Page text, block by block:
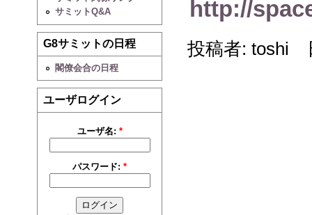
サミットQ&A
G8サミットの日程
閣僚会合の日程
ユーザログイン
ユーザ名: *
パスワード:*
http://
投稿者: toshi